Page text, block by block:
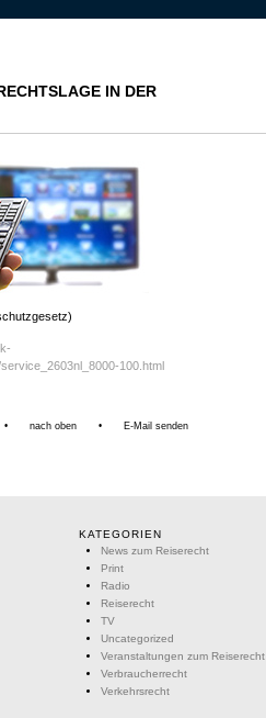
IN DER
100.html
• nach oben • E-Mail senden
KATEGORIEN
News zum Reiserecht
Print
Radio
Reiserecht
TV
Uncategorized
Veranstaltungen zum Reiserecht
Verbraucherrecht
Verkehrsrecht